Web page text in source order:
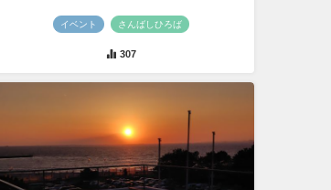
イベント さんばしひろば
307